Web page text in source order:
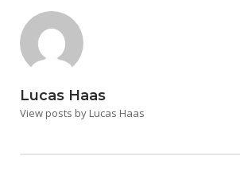
Lucas Haas
View posts by Lucas Haas